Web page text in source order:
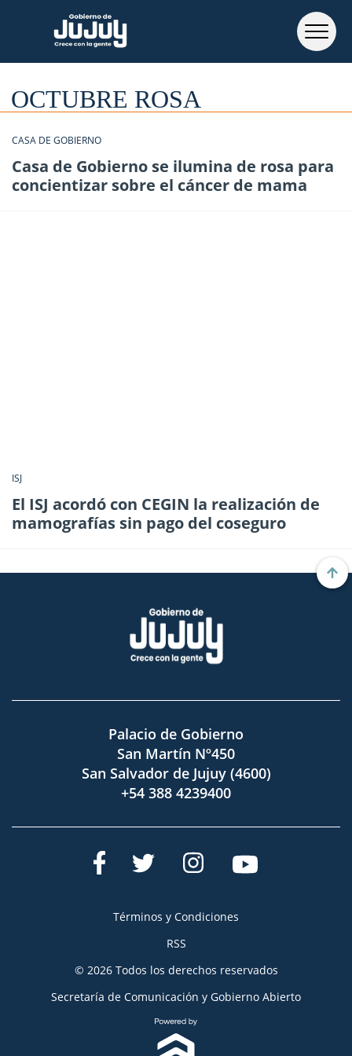
OCTUBRE ROSA
CASA DE GOBIERNO
Casa de Gobierno se ilumina de rosa para
concientizar sobre el cáncer de mama
ISJ
El ISJ acordó con CEGIN la realización de
mamografías sin pago del coseguro
Palacio de Gobierno
San Martín Nº450
San Salvador de Jujuy (4600)
+54 388 4239400
Términos y Condiciones
RSS
© 2026 Todos los derechos reservados
Secretaría de Comunicación y Gobierno Abierto